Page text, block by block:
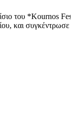
του *Kournos
και